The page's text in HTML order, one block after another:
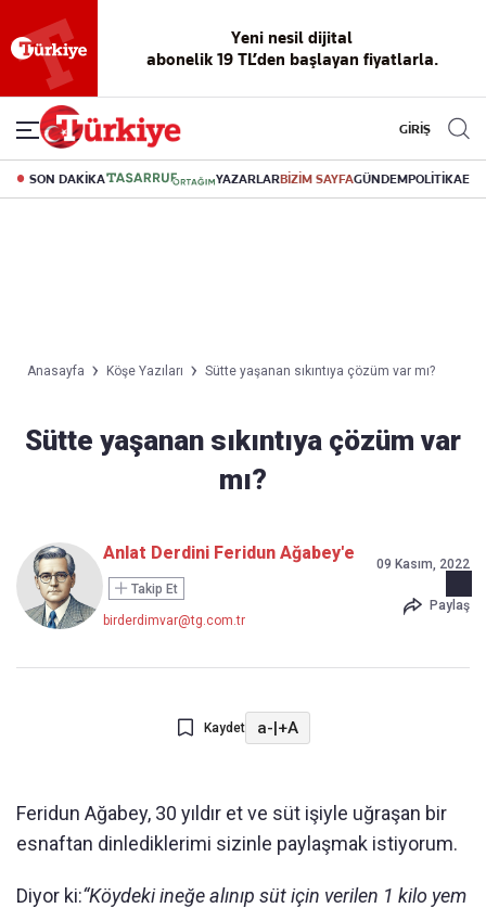
Yeni nesil dijital
abonelik 19 TL’den başlayan fiyatlarla.
GİRİŞ
SON DAKİKA YAZARLARBİZİM SAYFAGÜNDEMPOLİTİKA
Anasayfa Köşe Yazıları Sütte yaşanan sıkıntıya çözüm var mı?
Sütte yaşanan sıkıntıya çözüm var
mı?
Anlat Derdini Feridun Ağabey'e
Takip Et
birderdimvar@tg.com.tr
09 Kasım, 2022
Paylaş
Kaydet a-|+A
Feridun Ağabey, 30 yıldır et ve süt işiyle uğraşan bir
esnaftan dinlediklerimi sizinle paylaşmak istiyorum.
Diyor ki:“Köydeki ineğe alınıp süt için verilen 1 kilo yem